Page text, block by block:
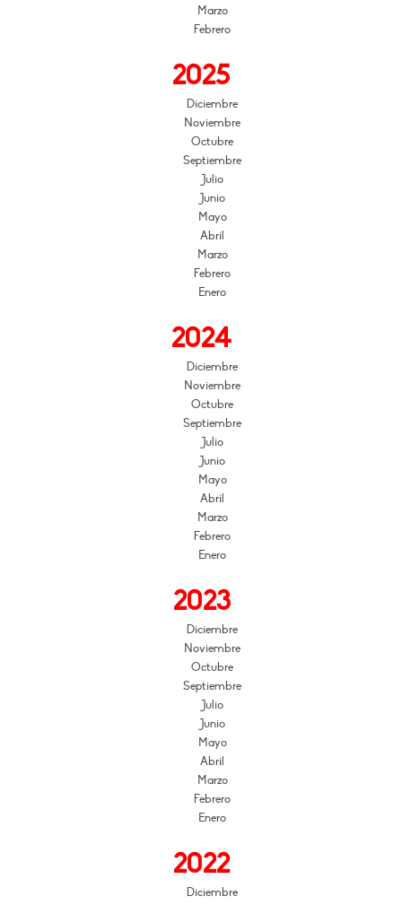
Marzo
Febrero
2025
Diciembre
Noviembre
Octubre
Septiembre
Julio
Junio
Mayo
Abril
Marzo
Febrero
Enero
2024
Diciembre
Noviembre
Octubre
Septiembre
Julio
Junio
Mayo
Abril
Marzo
Febrero
Enero
2023
Diciembre
Noviembre
Octubre
Septiembre
Julio
Junio
Mayo
Abril
Marzo
Febrero
Enero
2022
Diciembre